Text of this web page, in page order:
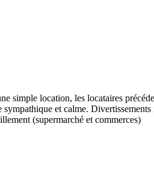
simple location, les locataires
et calme.
(supermarché et commerces)